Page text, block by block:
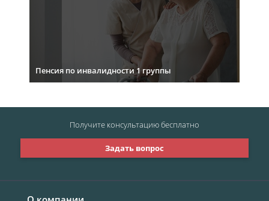
Пенсия по инвалидности 1 группы
Задать вопрос
Получите консультациюбесплатно